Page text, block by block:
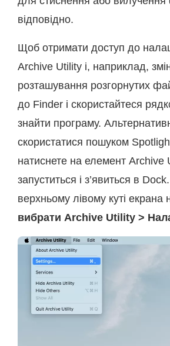
відповідно.
Щоб отримати доступ до
Archive Utility і, наприклад,
розташування розгорнутих
до Finder і скористайтеся
знайти програму.
скористатися пошуком
натиснете на елемент Archive
запуститься і з’явиться в
верхньому лівому куті екрана
вибрати Archive Utility >